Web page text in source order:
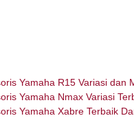
Yamaha R15 Variasi dan
Yamaha Nmax Variasi
Yamaha Xabre Terbaik